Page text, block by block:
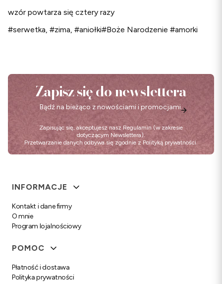
wzór powtarza się cztery razy
#serwetka, #zima, #aniołki#Boże Narodzenie #amorki
Zapisz się do newslettera
Bądź na bieżąco z nowościami i promocjami.
Zapisując się, akceptujesz nasz Regulamin (w zakresie
dotyczącym Newslettera).
Przetwarzanie danych odbywa się zgodnie z Polityką prywatności.
Linki w stopce
INFORMACJE
Kontakt i dane firmy
O mnie
Program lojalnościowy
POMOC
Płatność i dostawa
Polityka prywatności